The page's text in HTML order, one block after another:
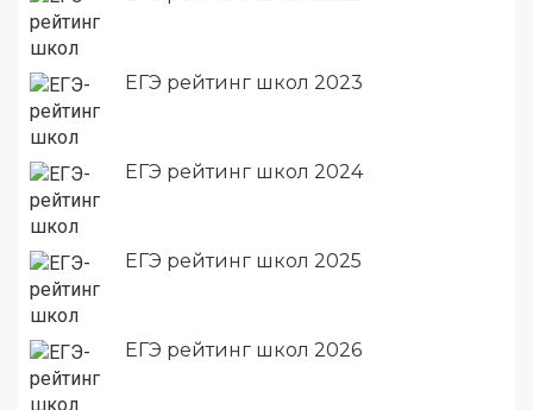
ЕГЭ рейтинг школ 2023
ЕГЭ рейтинг школ 2024
ЕГЭ рейтинг школ 2025
ЕГЭ рейтинг школ 2026